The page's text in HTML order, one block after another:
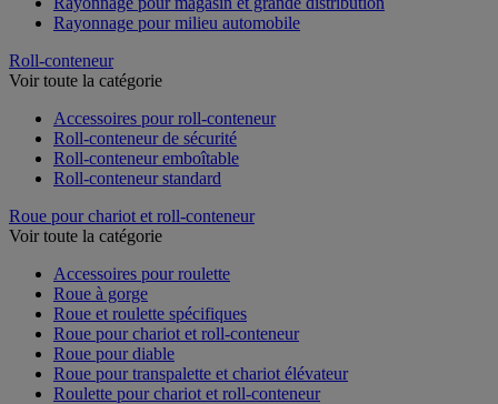
Rayonnage pour milieu automobile
Roll-conteneur
Voir toute la catégorie
Accessoires pour roll-conteneur
Roll-conteneur de sécurité
Roll-conteneur emboîtable
Roll-conteneur standard
Roue pour chariot et roll-conteneur
Voir toute la catégorie
Accessoires pour roulette
Roue à gorge
Roue et roulette spécifiques
Roue pour chariot et roll-conteneur
Roue pour diable
Roue pour transpalette et chariot élévateur
Roulette pour chariot et roll-conteneur